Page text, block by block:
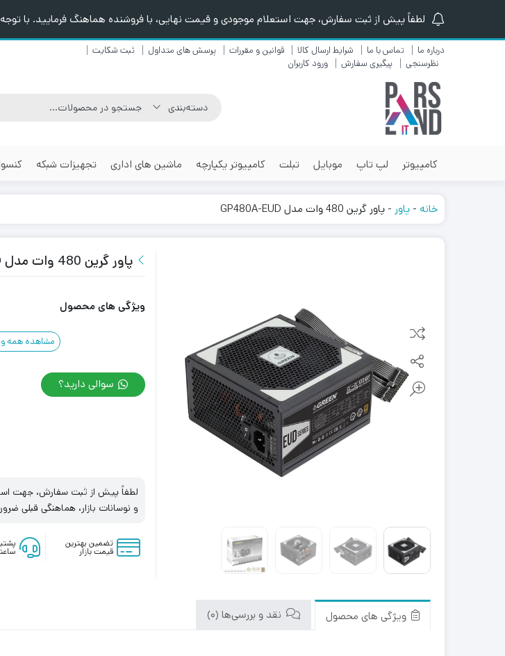
لطفاً پیش از ثبت سفارش، جهت استعلام موجودی و قیمت نهایی، با فروشنده هماهنگ فرمایید. با توجه
درباره ما تماس با ما شرایط ارسال کالا قوانین و مقررات پرسش های متداول
ثبت شکایت
نظرسنجی
پیگیری سفارش ورود کاربران
کامپیوتر لپ تاپ موبایل تبلت کامپیوتر یکپارچه ماشین های اداری تجهیزات شبکه
خانه - پاور - پاور گرین 480 وات مدل GP480A-EUD
پاور گرین 480 وات مدل GP480A-EUD
ویژگی های محصول
مشاهده همه
سوالی دارید؟
لطفاً پیش از ثبت سفارش، جهت
و نوسانات بازار، هماهنگی قبلی
تضمین بهترین
قیمت بازار ساعته، ۷
ویژگی های محصول نقد و بررسی‌ها (0)